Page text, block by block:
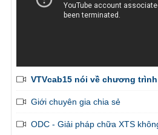
VTVcab15 nói về chương trình
Giới chuyên gia chia sẻ
ODC - Giải pháp chữa XTS